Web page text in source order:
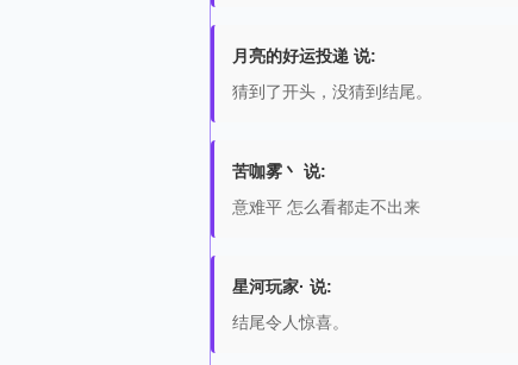
月亮的好运投递 说:
猜到了开头，没猜到结尾。
苦咖雾丶 说:
意难平 怎么看都走不出来
星河玩家· 说:
结尾令人惊喜。